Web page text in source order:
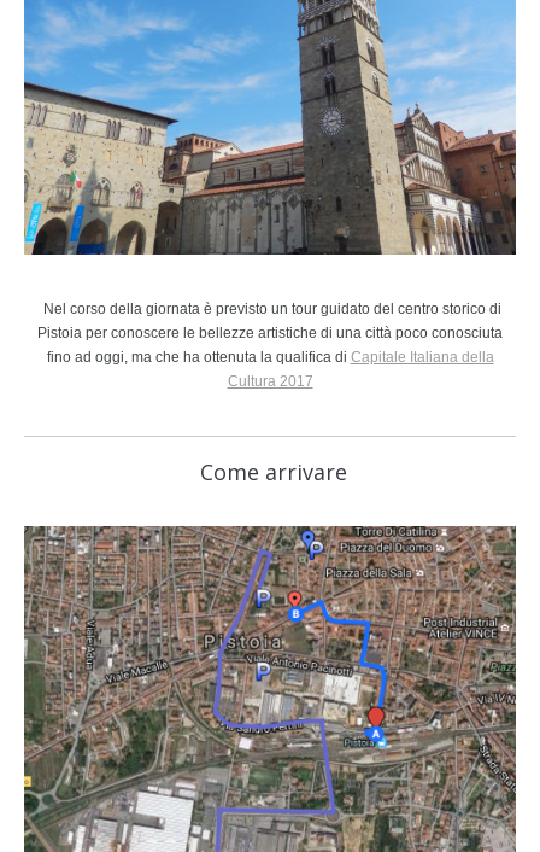
Nel corso della giornata è previsto un tour guidato del centro storico di
Pistoia per conoscere le bellezze artistiche di una città poco conosciuta
fino ad oggi, ma che ha ottenuta la qualifica di Capitale Italiana della
Cultura 2017
Come arrivare